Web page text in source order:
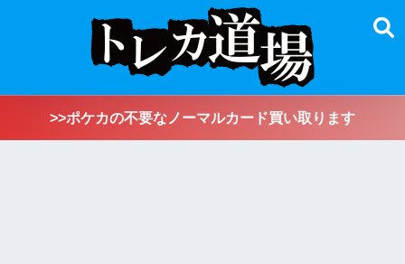
>>ポケカの不要なノーマルカード買い取ります